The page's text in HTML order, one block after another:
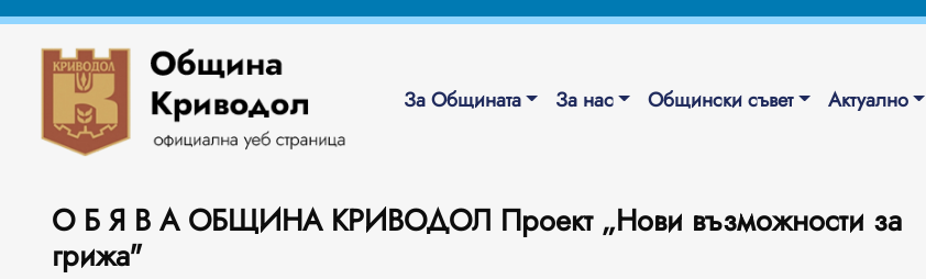
За Общината За нас Общински съвет Актуално
О Б Я В А ОБЩИНА КРИВОДОЛ Проект „Нови възможности за
грижа"